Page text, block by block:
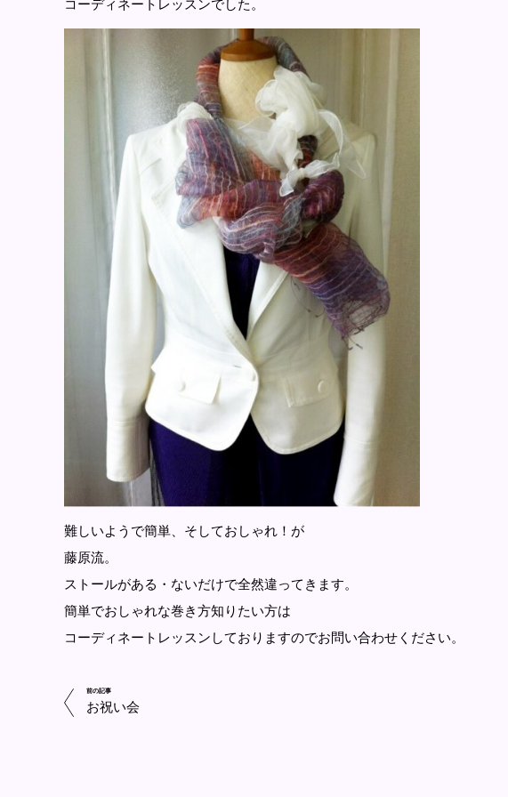
コーディネートレッスンでした。
難しいようで簡単、そしておしゃれ！が
藤原流。
ストールがある・ないだけで全然違ってきます。
簡単でおしゃれな巻き方知りたい方は
コーディネートレッスンしておりますのでお問い合わせください。
前の記事
お祝い会